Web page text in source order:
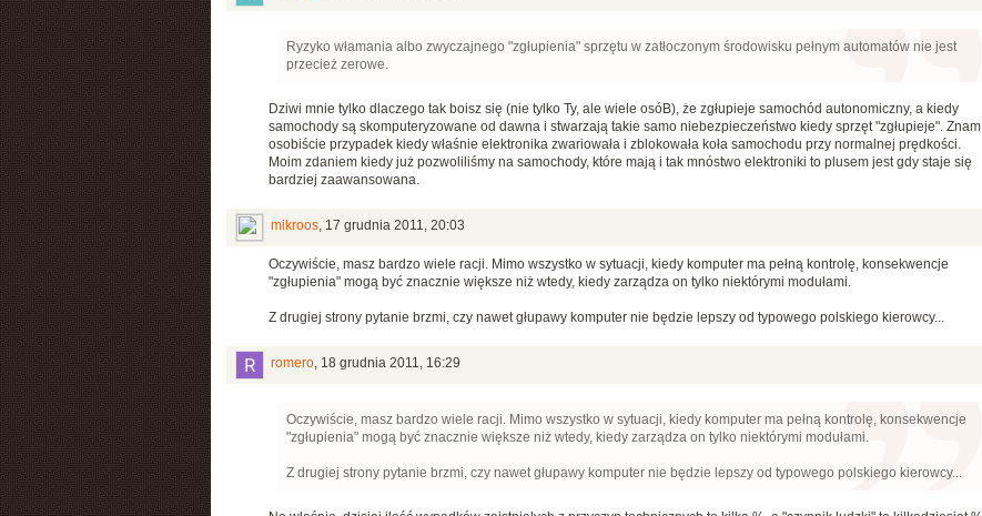
Ryzyko włamania albo zwyczajnego "zgłupienia" sprzętu w zatłoczonym środowisku pełnym automatów nie jest
przecież zerowe.
Dziwi mnie tylko dlaczego tak boisz się (nie tylko Ty, ale wiele osóB), że zgłupieje samochód autonomiczny, a kiedy
samochody są skomputeryzowane od dawna i stwarzają takie samo niebezpieczeństwo kiedy sprzęt "zgłupieje". Znam
osobiście przypadek kiedy właśnie elektronika zwariowała i zblokowała koła samochodu przy normalnej prędkości.
Moim zdaniem kiedy już pozwoliliśmy na samochody, które mają i tak mnóstwo elektroniki to plusem jest gdy staje się
bardziej zaawansowana.
mikroos, 17 grudnia 2011, 20:03
Oczywiście, masz bardzo wiele racji. Mimo wszystko w sytuacji, kiedy komputer ma pełną kontrolę, konsekwencje
"zgłupienia" mogą być znacznie większe niż wtedy, kiedy zarządza on tylko niektórymi modułami.
Z drugiej strony pytanie brzmi, czy nawet głupawy komputer nie będzie lepszy od typowego polskiego kierowcy...
romero, 18 grudnia 2011, 16:29
Oczywiście, masz bardzo wiele racji. Mimo wszystko w sytuacji, kiedy komputer ma pełną kontrolę, konsekwencje
"zgłupienia" mogą być znacznie większe niż wtedy, kiedy zarządza on tylko niektórymi modułami.
Z drugiej strony pytanie brzmi, czy nawet głupawy komputer nie będzie lepszy od typowego polskiego kierowcy...